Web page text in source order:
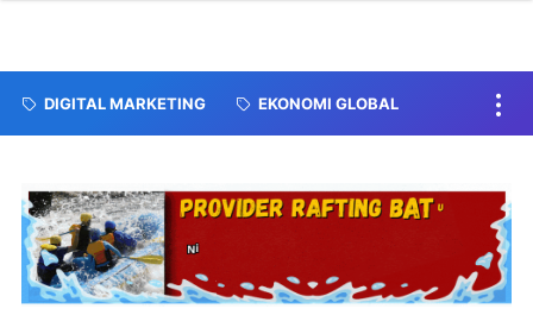
DIGITAL MARKETING EKONOMI GLOBAL